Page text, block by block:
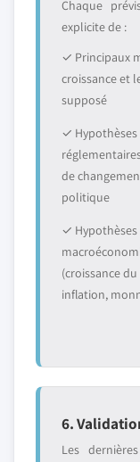
Chaque
explicite de :
✓ Principaux
croissance et
supposé
✓ Hypothèses
de
politique
✓ Hypothèses
(croissance du
inflation,
6.
Les